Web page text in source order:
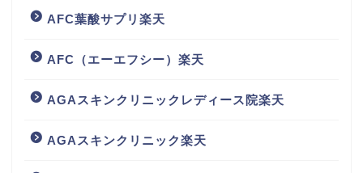
AFC葉酸サプリ楽天
AFC（エーエフシー）楽天
AGAスキンクリニックレディース院楽天
AGAスキンクリニック楽天